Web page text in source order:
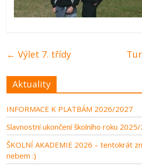
← Výlet 7. třídy
Aktuality
INFORMACE K PLATBÁM 2026/2027
Slavnostní ukončení školního roku
ŠKOLNÍ AKADEMIE 2026 – tentokrát
nebem :)